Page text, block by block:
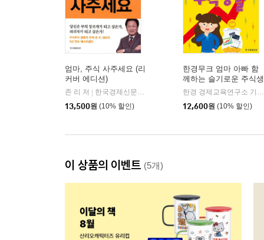
엄마, 주식 사주세요 (리
커버 에디션)
존 리 저
한국경제신문사(한경비피)
13,500원 (10% 할인)
한경무크 엄마 아빠 함
께하는 슬기로운 주식생
활
한경 경제교육연구소 기획 제작팀 저
12,600원 (10% 할인)
이 상품의 이벤트 (5개)